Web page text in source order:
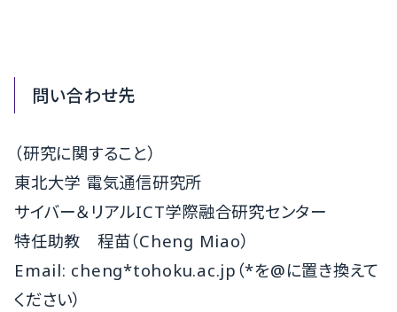
問い合わせ先
（研究に関すること）
東北大学 電気通信研究所
サイバー＆リアルICT学際融合研究センター
特任助教 程苗（Cheng Miao）
Email: cheng*tohoku.ac.jp（*を@に置き換えて
ください）